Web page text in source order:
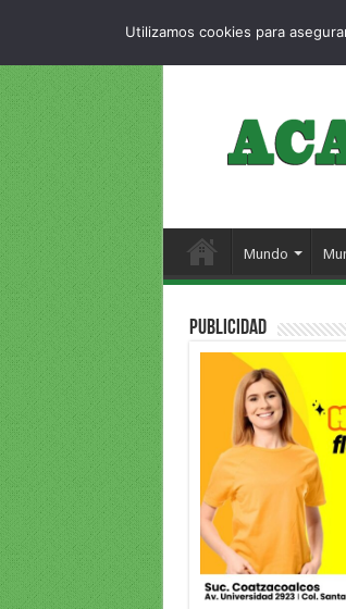
Mundo
PUBLICIDAD
Utilizamos cookies para